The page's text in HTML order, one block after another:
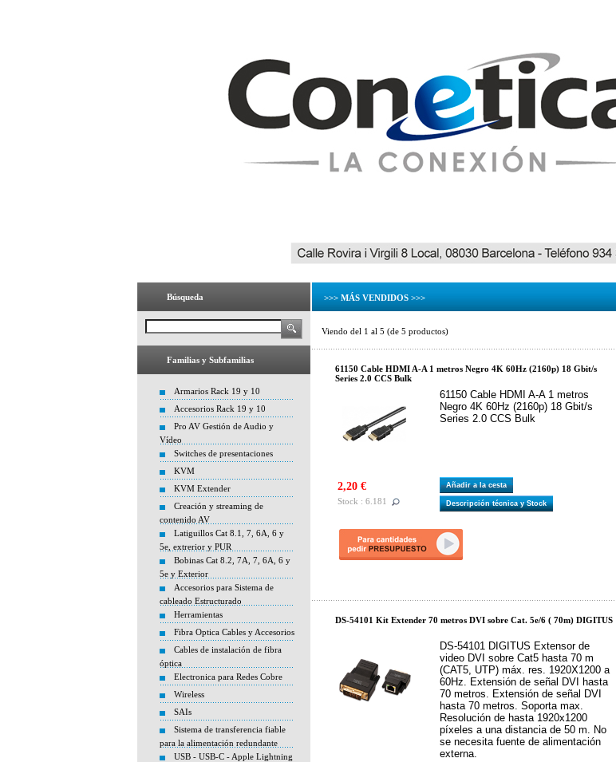
Búsqueda
Familias y Subfamilias
Armarios Rack 19 y 10
Accesorios Rack 19 y 10
Pro AV Gestión de Audio y
Vídeo
Switches de presentaciones
KVM
KVM Extender
Creación y streaming de
contenido AV
Latiguillos Cat 8.1, 7, 6A, 6 y
5e, extrerior y PUR
Bobinas Cat 8.2, 7A, 7, 6A, 6 y
5e y Exterior
Accesorios para Sistema de
cableado Estructurado
Herramientas
Fibra Optica Cables y Accesorios
Cables de instalación de fibra
óptica
Electronica para Redes Cobre
Wireless
SAIs
Sistema de transferencia fiable
para la alimentación redundante
USB - USB-C - Apple Lightning
>>> MÁS VENDIDOS >>>
Viendo del 1 al 5 (de 5 productos)
61150 Cable HDMI A-A 1 metros Negro 4K 60Hz (2160p) 18 Gbit/s
Series 2.0 CCS Bulk
61150 Cable HDMI A-A 1 metros
Negro 4K 60Hz (2160p) 18 Gbit/s
Series 2.0 CCS Bulk
2,20 €
Stock : 6.181
Añadir a la cesta
Descripción técnica y Stock
DS-54101 Kit Extender 70 metros DVI sobre Cat. 5e/6 ( 70m) DIGITUS
DS-54101 DIGITUS Extensor de
video DVI sobre Cat5 hasta 70 m
(CAT5, UTP) máx. res. 1920X1200 a
60Hz. Extensión de señal DVI hasta
70 metros. Extensión de señal DVI
hasta 70 metros. Soporta max.
Resolución de hasta 1920x1200
píxeles a una distancia de 50 m. No
se necesita fuente de alimentación
externa.